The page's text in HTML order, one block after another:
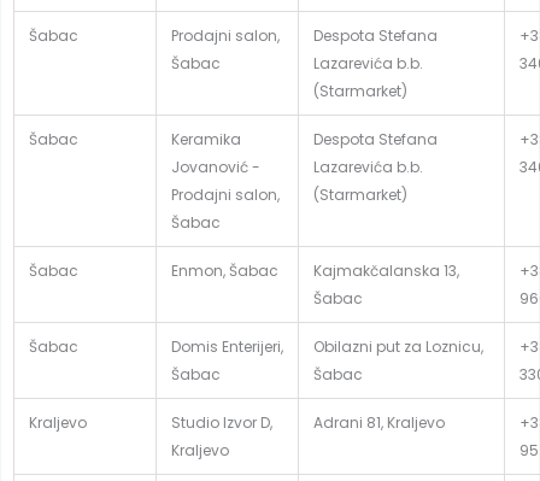
Šabac
Prodajni salon,
Šabac
Despota Stefana
Lazarevića b.b.
(Starmarket)
Šabac
Keramika
Jovanović -
Prodajni salon,
Šabac
Despota Stefana
Lazarevića b.b.
(Starmarket)
Šabac Enmon, Šabac
Kajmakčalanska 13,
Šabac
Šabac
Domis Enterijeri,
Šabac
Obilazni put za Loznicu,
Šabac
Kraljevo
Studio Izvor D,
Kraljevo
Adrani 81, Kraljevo